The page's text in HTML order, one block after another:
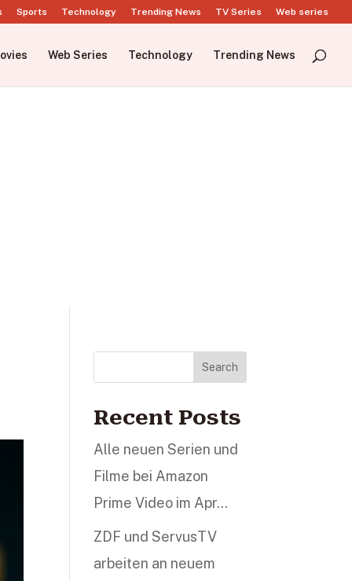
Sports Technology Trending News TV Series Web series
Web Series Technology Trending News
Search
Recent Posts
Alle neuen Serien und
Filme bei Amazon
Prime Video im Apr…
ZDF und ServusTV
arbeiten an neuem